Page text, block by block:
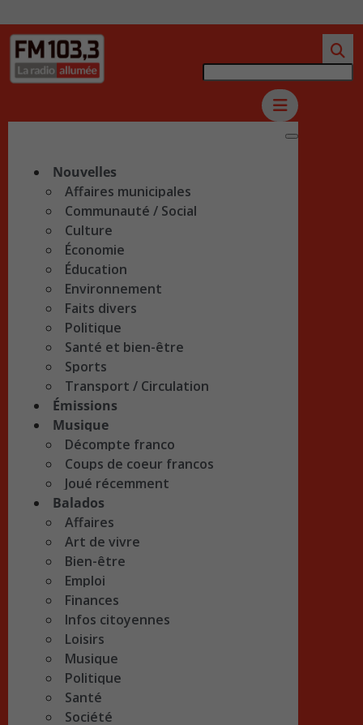
Nouvelles
Affaires municipales
Communauté / Social
Culture
Économie
Éducation
Environnement
Faits divers
Politique
Santé et bien-être
Sports
Transport / Circulation
Émissions
Musique
Décompte franco
Coups de coeur francos
Joué récemment
Balados
Affaires
Art de vivre
Bien-être
Emploi
Finances
Infos citoyennes
Loisirs
Musique
Politique
Santé
Société